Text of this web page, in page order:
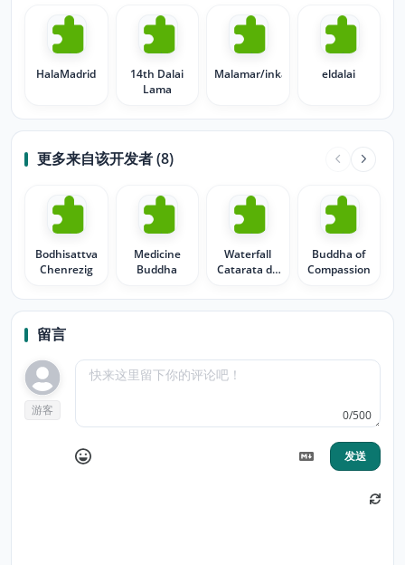
HalaMadrid
14th Dalai
Lama
Malamar/inkay eldalai
更多来自该开发者 (8)
Bodhisattva
Chenrezig
Medicine
Buddha
Waterfall
Catarata de
Buddha of
Compassion
留言
游客 0/500
发送